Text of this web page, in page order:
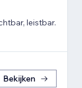
leistbar.
Bekijken